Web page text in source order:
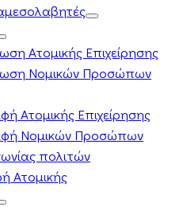
Ατομικής Επιχείρησης
Νομικών Προσώπων
Ατομικής Επιχείρησης
Νομικών Προσώπων
πολιτών
Ατομικής